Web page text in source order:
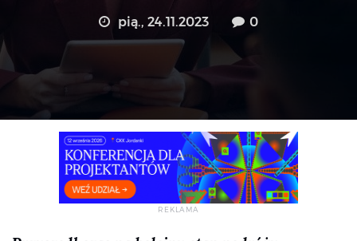
pią., 24.11.2023 0